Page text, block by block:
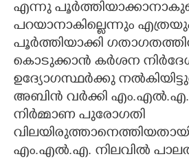
SPIRITUAL
INFO+
ART
ASTRO
എന്നു
പറയാനാകില്ലെന്നും
പൂർത്തിയാക്കി
കൊടുക്കാൻ കർശന
ഉദ്യോഗസ്ഥർക്കു
അബിൻ വർക്കി എം.എൽ.എ.
നിർമ്മാണ പുരോഗതി
എം.എൽ.എ. നിലവിൽ